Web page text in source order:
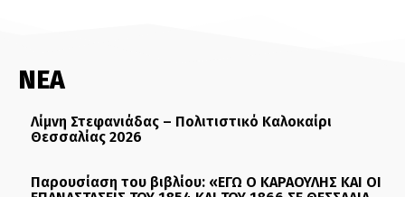
ΝΕΑ
Λίμνη Στεφανιάδας – Πολιτιστικό Καλοκαίρι
Θεσσαλίας 2026
Παρουσίαση του βιβλίου: «ΕΓΩ Ο ΚΑΡΑΟΥΛΗΣ ΚΑΙ ΟΙ